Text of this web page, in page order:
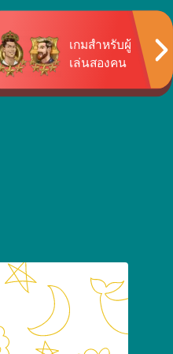
เกมสำหรับผู้
เล่นสองคน